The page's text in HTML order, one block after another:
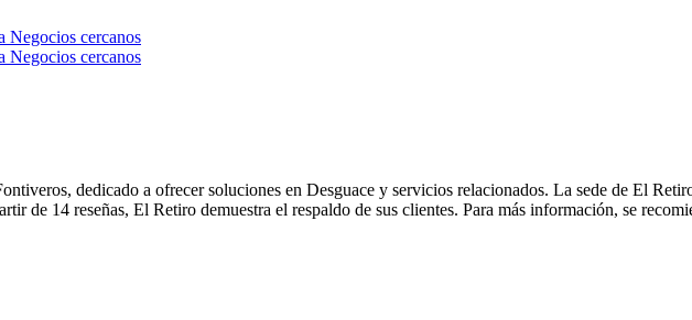
Negocios cercanos
Negocios cercanos
dedicado a ofrecer soluciones en Desguace y servicios relacionados. La sede de El
de 14 reseñas, El Retiro demuestra el respaldo de sus clientes. Para más información, se